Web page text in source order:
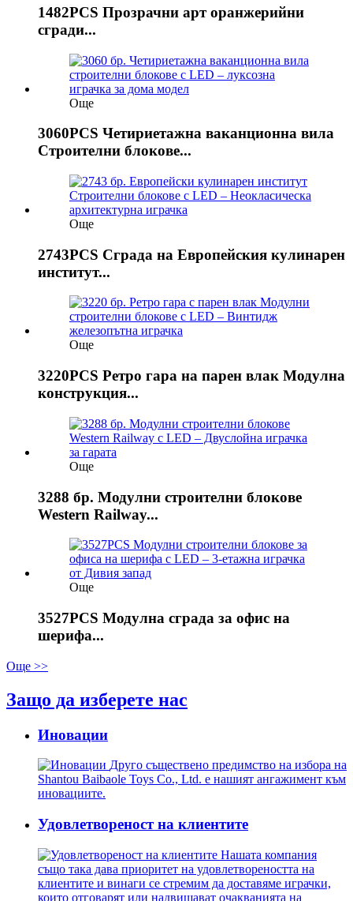
1482PCS Прозрачни арт оранжерийни
сгради...
Още
3060PCS Четириетажна ваканционна вила
Строителни блокове...
Още
2743PCS Сграда на Европейския кулинарен
институт...
Още
3220PCS Ретро гара на парен влак Модулна
конструкция...
Още
3288 бр. Модулни строителни блокове
Western Railway...
Още
3527PCS Модулна сграда за офис на
шерифа...
Още >>
Защо да изберете нас
Иновации
Друго съществено предимство на избора на
Shantou Baibaole Toys Co., Ltd. е нашият ангажимент към
иновациите.
Удовлетвореност на клиентите
Нашата компания
също така дава приоритет на удовлетвореността на
клиентите и винаги се стремим да доставяме играчки,
които отговарят или надвишават очакванията на